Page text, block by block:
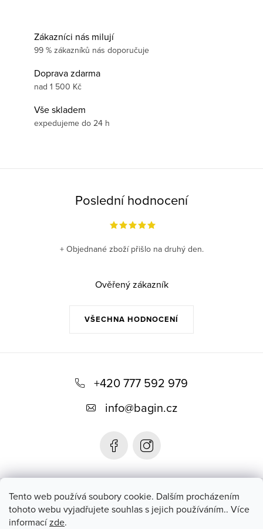
Tento web používá soubory cookie. Dalším procházením
tohoto webu vyjadřujete souhlas s jejich používáním.. Více
informacízde.
Zákazníci nás milují
99 % zákazníků nás doporučuje
Doprava zdarma
nad 1 500 Kč
Vše skladem
expedujeme do 24 h
Poslední hodnocení
VŠECHNA HODNOCENÍ
+ Objednané zboží přišlo na druhý den.
Ověřený zákazník
+420 777 592 979
info@bagin.cz
Bagin.cz
Instagram